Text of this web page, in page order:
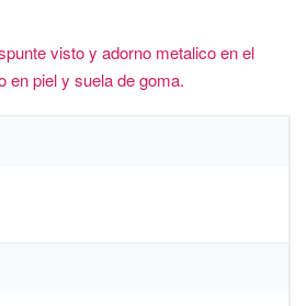
visto y adorno metalico en el
en piel y suela de goma.